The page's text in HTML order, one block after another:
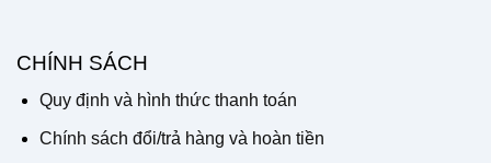
CHÍNH SÁCH
Quy định và hình thức thanh toán
Chính sách đổi/trả hàng và hoàn tiền